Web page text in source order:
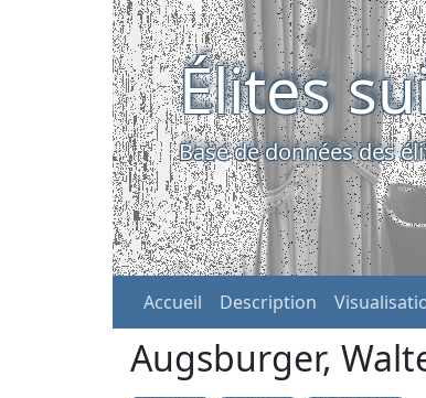
Élites
Base de données des
Accueil Description
Augsburger,